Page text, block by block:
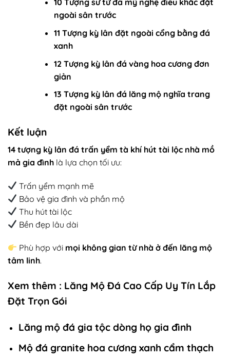
10 Tượng sư tử đá mỹ nghệ điêu khắc đặt
ngoài sân trước
11 Tượng kỳ lân đặt ngoài cổng bằng đá
xanh
12 Tượng kỳ lân đá vàng hoa cương đơn
giản
13 Tượng kỳ lân đá lăng mộ nghĩa trang
đặt ngoài sân trước
Kết luận
14 tượng kỳ lân đá trấn yểm tà khí hút tài lộc nhà mồ
mả gia đình là lựa chọn tối ưu:
Trấn yểm mạnh mẽ
Bảo vệ gia đình và phần mộ
Thu hút tài lộc
Bền đẹp lâu dài
Phù hợp với mọi không gian từ nhà ở đến lăng mộ
tâm linh.
Xem thêm : Lăng Mộ Đá Cao Cấp Uy Tín Lắp
Đặt Trọn Gói
Lăng mộ đá gia tộc dòng họ gia đình
Mộ đá granite hoa cương xanh cẩm thạch